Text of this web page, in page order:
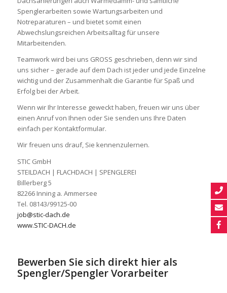
Spenglerarbeiten sowie Wartungsarbeiten und
Notreparaturen – und bietet somit einen
Abwechslungsreichen Arbeitsalltag für unsere
Mitarbeitenden.
Teamwork wird bei uns GROSS geschrieben, denn wir sind
uns sicher – gerade auf dem Dach ist jeder und jede Einzelne
wichtig und der Zusammenhalt die Garantie für Spaß und
Erfolg bei der Arbeit.
Wenn wir Ihr Interesse geweckt haben, freuen wir uns über
einen Anruf von Ihnen oder Sie senden uns Ihre Daten
einfach per Kontaktformular.
Wir freuen uns drauf, Sie kennenzulernen.
STIC GmbH
STEILDACH | FLACHDACH | SPENGLEREI
Billerberg 5
82266 Inning a. Ammersee
Tel. 08143/99125-00
job@stic-dach.de
www.STIC-DACH.de
Bewerben Sie sich direkt hier als
Spengler/Spengler Vorarbeiter